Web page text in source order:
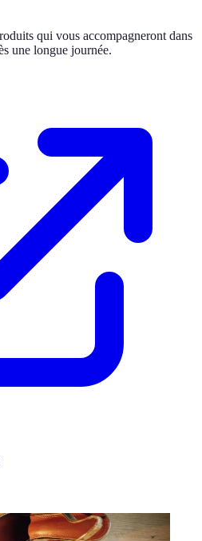
qui vous accompagneront dans
une longue journée.